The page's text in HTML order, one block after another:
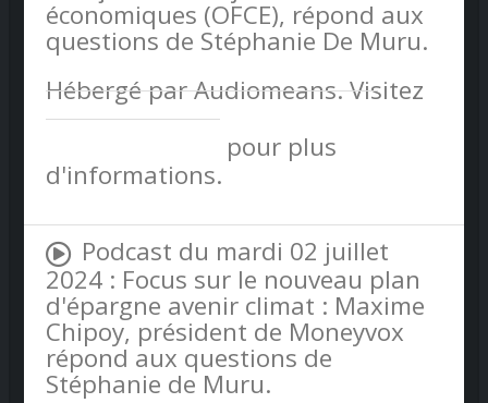
économiques (OFCE), répond aux
questions de Stéphanie De Muru.
Hébergé par Audiomeans. Visitez
audiomeans.fr/politique-de-
pour plus
d'informations.
Podcast du mardi 02 juillet
2024 : Focus sur le nouveau plan
d'épargne avenir climat : Maxime
Chipoy, président de Moneyvox
répond aux questions de
Stéphanie de Muru.